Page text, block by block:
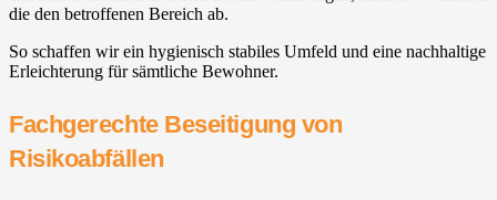
die den betroffenen Bereich ab.
So schaffen wir ein hygienisch stabiles Umfeld und eine nachhaltige
Erleichterung für sämtliche Bewohner.
Fachgerechte Beseitigung von
Risikoabfällen